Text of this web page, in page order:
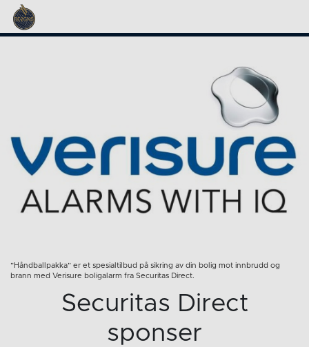
”Håndballpakka” er et spesialtilbud på sikring av din bolig mot innbrudd og
brann med Verisure boligalarm fra Securitas Direct.
Securitas Direct
sponser